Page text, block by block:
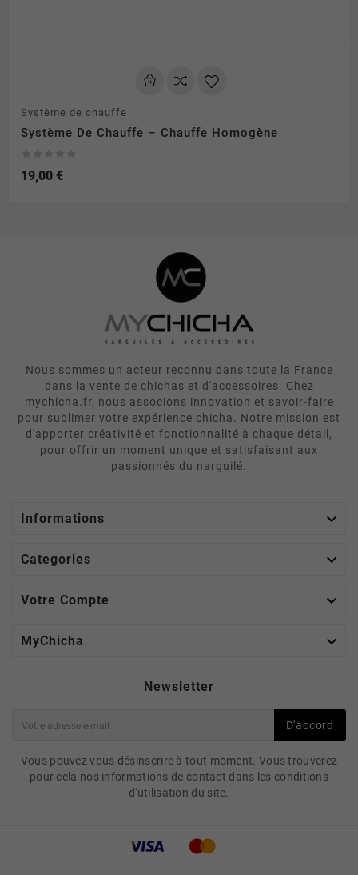
Système de chauffe
Système De Chauffe – Chauffe Homogène
19,00 €
Nous sommes un acteur reconnu dans toute la France
dans la vente de chichas et d'accessoires. Chez
mychicha.fr, nous associons innovation et savoir-faire
pour sublimer votre expérience chicha. Notre mission est
d'apporter créativité et fonctionnalité à chaque détail,
pour offrir un moment unique et satisfaisant aux
passionnés du narguilé.
Informations 
Categories 
Votre Compte 
MyChicha 
Newsletter
D'accord
Vous pouvez vous désinscrire à tout moment. Vous trouverez
pour cela nos informations de contact dans les conditions
d'utilisation du site.